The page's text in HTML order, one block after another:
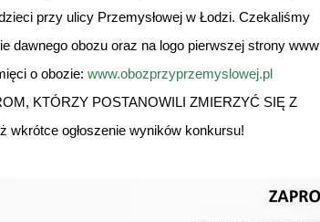
przy ulicy Przemysłowej w Łodzi. Czekaliśmy
dawnego obozu oraz na logo pierwszej strony www
ęci o obozie: www.obozprzyprzemyslowej.pl
KTÓRZY POSTANOWILI ZMIERZYĆ SI Ę Z
ż wkrótce ogłoszenie wyników konkursu!